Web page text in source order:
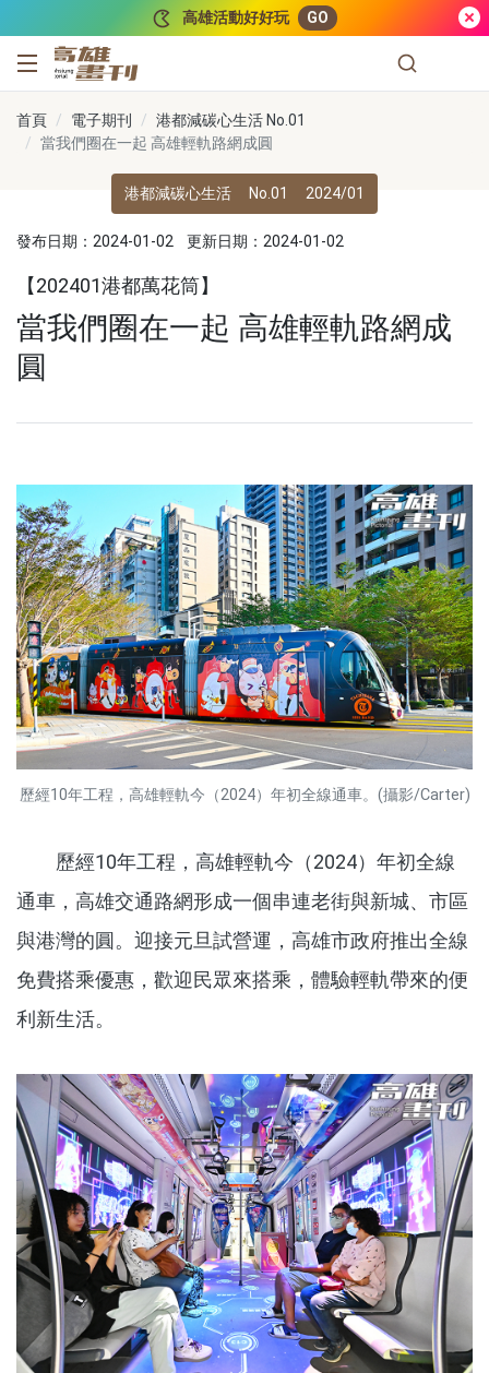
高雄活動好好玩 GO
高雄畫刊
首頁 電子期刊
港都減碳心生活 No.01
當我們圈在一起 高雄輕軌路網成圓
港都減碳心生活 No.01 2024/01
發布日期：2024-01-02 更新日期：2024-01-02
【202401港都萬花筒】
當我們圈在一起 高雄輕軌路網成
圓
歷經10年工程，高雄輕軌今（2024）年初全線通車。(攝影/Carter)
歷經10年工程，高雄輕軌今（2024）年初全線
通車，高雄交通路網形成一個串連老街與新城、市區
與港灣的圓。迎接元旦試營運，高雄市政府推出全線
免費搭乘優惠，歡迎民眾來搭乘，體驗輕軌帶來的便
利新生活。